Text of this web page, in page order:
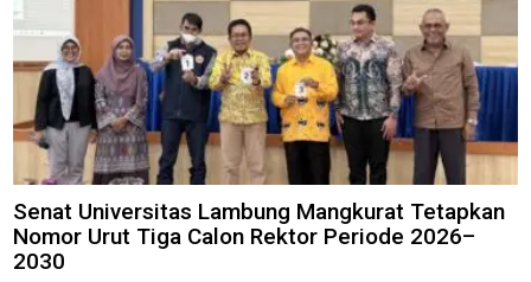
Senat Universitas Lambung Mangkurat Tetapkan
Nomor Urut Tiga Calon Rektor Periode 2026–
2030